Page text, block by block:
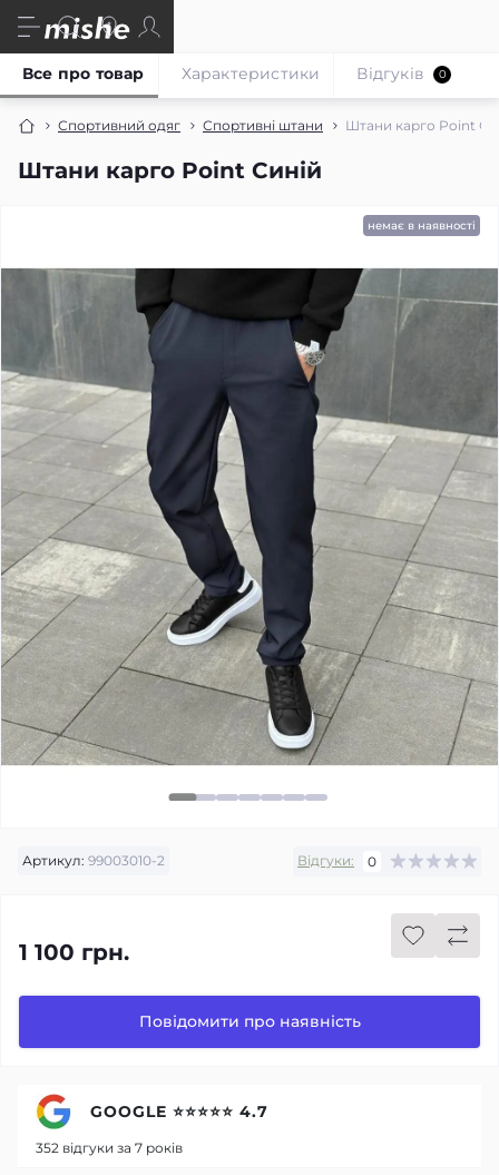
Спортивний одяг Спортивні штани Штани карго Point
Штани карго Point Синій
Все про товар Характеристики Відгуків 0
немає в наявності
Артикул: 99003010-2 Відгуки: 0
1 100 грн.
Повідомити про наявність
GOOGLE ⭐⭐⭐⭐⭐ 4.7
352 відгуки за 7 років